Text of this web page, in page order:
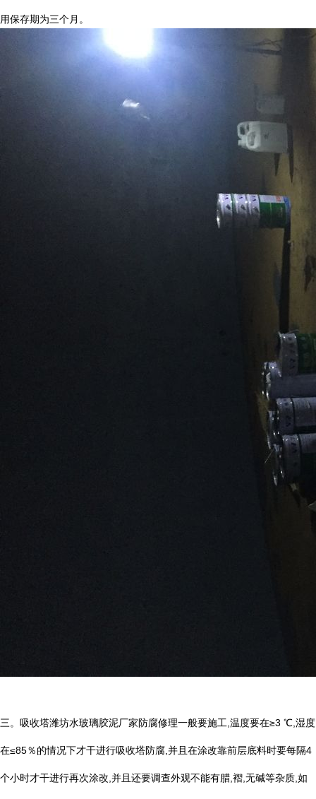
用保存期为三个月。
三。吸收塔潍坊水玻璃胶泥厂家防腐修理一般要施工 温度要在≥3 ℃ 湿度
在≤85％的情况下才干进行吸收塔防腐 并且在涂改靠前层底料时要每隔4
个小时才干进行再次涂改 并且还要调查外观不能有腊 褶 无碱等杂质 如